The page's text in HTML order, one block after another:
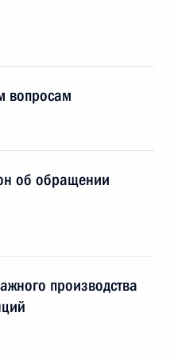
вопросам
об обращении
производства